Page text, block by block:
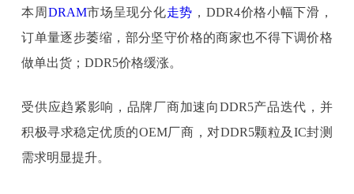
本周 DRAM市场呈现分化走势 ，DDR4价格小幅下滑，
订单量逐步萎缩，部分坚守价格的商家也不得下调价格
做单出货；DDR5价格缓涨。
受供应趋紧影响，品牌厂商加速向DDR5产品迭代，并
积极寻求稳定优质的OEM厂商，对DDR5颗粒及IC封测
需求明显提升。